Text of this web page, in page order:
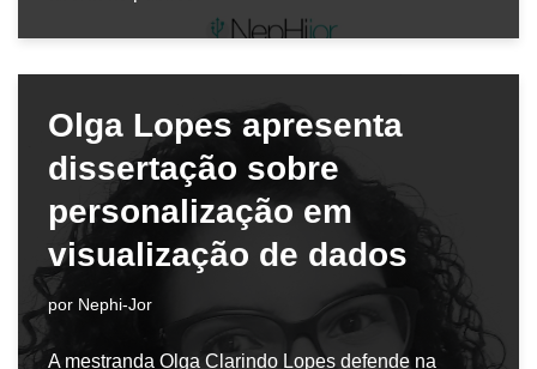
Olga Lopes apresenta
dissertação sobre
personalização em
visualização de dados
por Nephi-Jor
A mestranda Olga Clarindo Lopes defende na